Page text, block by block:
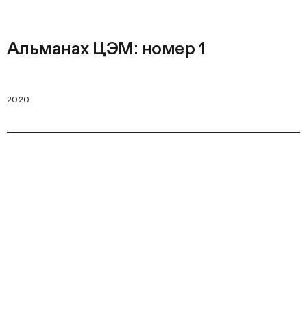
Альманах ЦЭМ: номер 1
2020